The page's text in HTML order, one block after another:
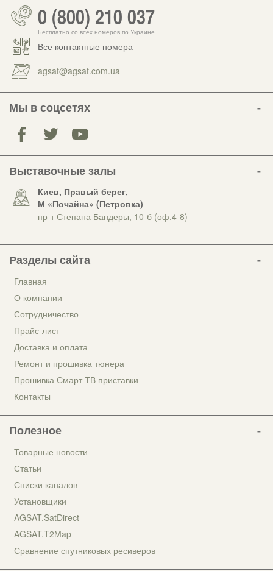
0 (800) 210 037
Бесплатно со всех номеров по Украине
Все контактные номера
agsat@agsat.com.ua
Мы в соцсетях
Выставочные залы
Киев, Правый берег,
М «Почайна» (Петровка)
пр-т Степана Бандеры, 10-б (оф.4-8)
Разделы сайта
Главная
О компании
Сотрудничество
Прайс-лист
Доставка и оплата
Ремонт и прошивка тюнера
Прошивка Смарт ТВ приставки
Контакты
Полезное
Товарные новости
Статьи
Списки каналов
Установщики
AGSAT.SatDirect
AGSAT.T2Map
Сравнение спутниковых ресиверов